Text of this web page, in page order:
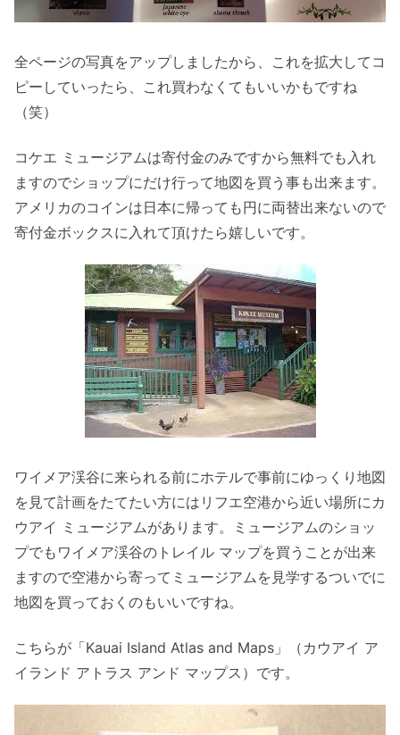
全ページの写真をアップしましたから、これを拡大してコ
ピーしていったら、これ買わなくてもいいかもですね
（笑）
コケエ ミュージアムは寄付金のみですから無料でも入れ
ますのでショップにだけ行って地図を買う事も出来ます。
アメリカのコインは日本に帰っても円に両替出来ないので
寄付金ボックスに入れて頂けたら嬉しいです。
ワイメア渓谷に来られる前にホテルで事前にゆっくり地図
を見て計画をたてたい方にはリフエ空港から近い場所にカ
ウアイ ミュージアムがあります。ミュージアムのショッ
プでもワイメア渓谷のトレイル マップを買うことが出来
ますので空港から寄ってミュージアムを見学するついでに
地図を買っておくのもいいですね。
こちらが「Kauai Island Atlas and Maps」（カウアイ ア
イランド アトラス アンド マップス）です。